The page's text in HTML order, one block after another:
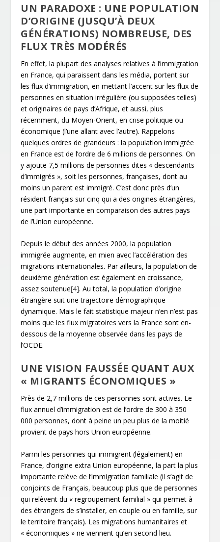
UN PARADOXE : UNE POPULATION
D’ORIGINE (JUSQU’À DEUX
GÉNÉRATIONS) NOMBREUSE, DES
FLUX TRÈS MODÉRÉS
En effet, la plupart des analyses relatives à l’immigration
en France, qui paraissent dans les média, portent sur
les flux d’immigration, en mettant l’accent sur les flux de
personnes en situation irrégulière (ou supposées telles)
et originaires de pays d’Afrique, et aussi, plus
récemment, du Moyen-Orient, en crise politique ou
économique (l’une allant avec l’autre). Rappelons
quelques ordres de grandeurs : la population immigrée
en France est de l’ordre de 6 millions de personnes. On
y ajoute 7,5 millions de personnes dites « descendants
d’immigrés », soit les personnes, françaises, dont au
moins un parent est immigré. C’est donc près d’un
résident français sur cinq qui a des origines étrangères,
une part importante en comparaison des autres pays
de l’Union européenne.
Depuis le début des années 2000, la population
immigrée augmente, en mien avec l’accélération des
migrations internationales. Par ailleurs, la population de
deuxième génération est également en croissance,
assez soutenue[4]. Au total, la population d’origine
étrangère suit une trajectoire démographique
dynamique. Mais le fait statistique majeur n’en n’est pas
moins que les flux migratoires vers la France sont en-
dessous de la moyenne observée dans les pays de
l’OCDE.
UNE VISION FAUSSÉE QUANT AUX
« MIGRANTS ÉCONOMIQUES »
Près de 2,7 millions de ces personnes sont actives. Le
flux annuel d’immigration est de l’ordre de 300 à 350
000 personnes, dont à peine un peu plus de la moitié
provient de pays hors Union européenne.
Parmi les personnes qui immigrent (légalement) en
France, d’origine extra Union européenne, la part la plus
importante relève de l’immigration familiale (il s’agit de
conjoints de Français, beaucoup plus que de personnes
qui relèvent du « regroupement familial » qui permet à
des étrangers de s’installer, en couple ou en famille, sur
le territoire français). Les migrations humanitaires et
« économiques » ne viennent qu’en second lieu.